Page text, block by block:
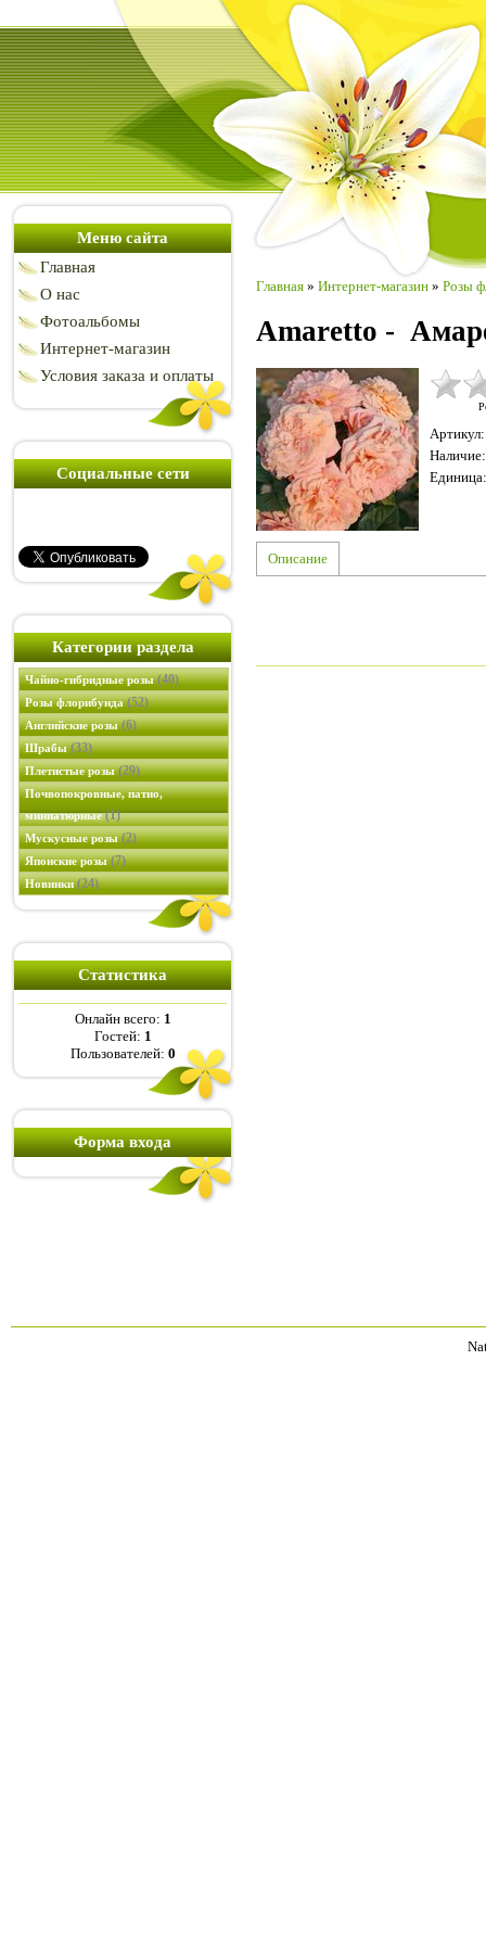
Меню сайта
Главная
О нас
Фотоальбомы
Интернет-магазин
Условия заказа и оплаты
Социальные сети
Категории раздела
Чайно-гибридные розы(40)
Розы флорибунда(52)
Английские розы(6)
Шрабы(33)
Плетистые розы(29)
Почвопокровные, патио,
миниатюрные(1)
Мускусные розы(2)
Японские розы(7)
Новинки(24)
Статистика
Онлайн всего: 1
Гостей: 1
Пользователей: 0
Форма входа
Главная » Интернет-магазин » Розы
Amaretto -
Артикул:
Наличие:
Единица:
Описание